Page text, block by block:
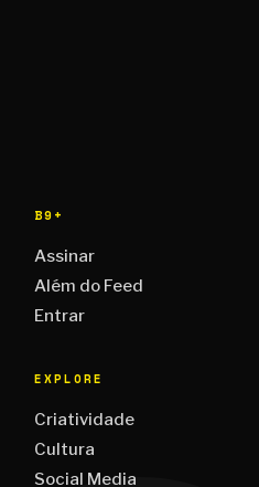
B9+
Assinar
Além do Feed
Entrar
EXPLORE
Criatividade
Cultura
Social Media